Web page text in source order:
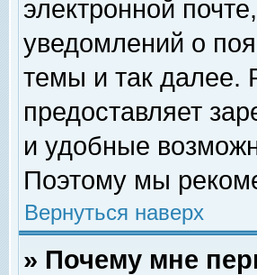
электронной
уведомлений о
темы и так далее.
предоставляет
и удобные
Поэтому мы
Вернуться наверх
» Почему мне